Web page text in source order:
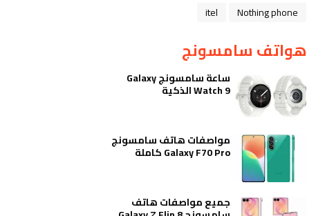
Nothing phone
itel
هواتف سامسونج
ساعة سامسونج Galaxy
Watch 9 الذكية
مواصفات هاتف سامسونج
Galaxy F70 Pro كاملة
جميع مواصفات هاتف